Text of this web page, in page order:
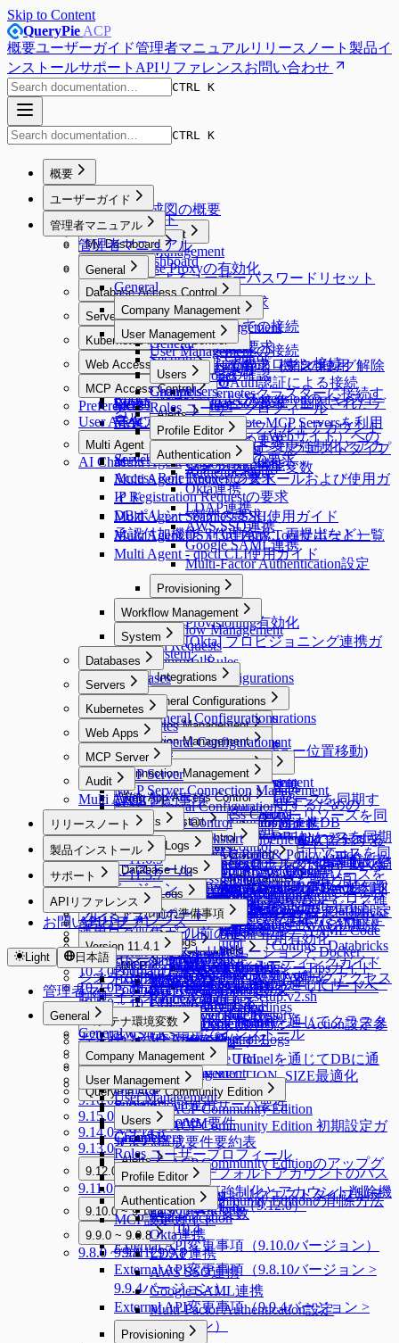
Skip to Content
QueryPie ACP
概要ユーザーガイド管理者マニュアルリリースノート 製品イ
ンストールサポート APIリファレンスお問い合わせ
CTRL K
CTRL K
概要
Overview
システム構成図の概要
Proxy Management
Proxy Management
Database Proxyの有効化
ユーザーガイド
ユーザーガイド
My Dashboard
My Dashboard
Emailによるユーザーパスワードリセット
Workflow
Workflow
DB Access Requestの要求
SQL Requestの要求
SQL Request要求
実行計画（Explain）機能の使用
SQL Export Requestの要求
Unmasking Requestの要求（マスキング解除
要求）
Restricted Data Accessの要求（制限されたデ
ータアクセス要求）
Server Access Requestの要求
Server Privilege Requestの要求
Access Role Requestの要求
IP Registration Requestの要求
DBポリシー例外の要求
承認付加機能（代理承認、再提出など）
Database Access Control
Database Access Control
Web SQLエディターでの接続
Default Privilegeの設定
エージェントなしでのプロキシ接続
Google BigQuery OAuth認証による接続
Custom Data Sourceへの接続
Server Access Control
Server Access Control
認証されたサーバーへの接続
Webターミナルの使用
Web SFTPの使用
Kubernetes Access Control
Kubernetes Access Control
アクセス権限一覧の確認
Web ClientでKubernetesクラスターに接続す
る
Web Access Control
Web Access Control
Root CA証明書およびExtensionのインスト
ール
Webアプリケーション（Webサイト）への
アクセス
MCP Access Control
MCP Access Control
MACを使用してRemote MCP Serversを利用
する
Preferences
User Agent
Multi Agent
Multi Agent
Multi Agent Linuxインストールおよび使用ガ
イド
Multi Agent Seamless SSH使用ガイド
Multi Agent OS別3rd Party Toolサポート一覧
Multi Agent - qpctl CLI使用ガイド
AI Chat
管理者マニュアル
管理者マニュアル
General
General
Company Management
Company Management
General
Security
Allowed Zones
Channels
Alerts
Alerts
New Request > リクエストタイプ
別テンプレート変数
Licenses
User Management
User Management
Users
Users
ユーザープロフィール
qp-adminデフォルトアカウント
のパスワード変更強制化とアカ
ウント削除機能
Groups
Roles
Profile Editor
Profile Editor
Custom Attribute
Authentication
Authentication
Okta連携
LDAP連携
AWS SSO連携
Google SAML連携
Multi-Factor Authentication設定
Provisioning
Provisioning
Provisioning有効化
[Okta] プロビジョニング連携ガ
イド
Workflow Management
Workflow Management
All Requests
Approval Rules
Workflow Configurations
System
System
Integrations
Integrations
Syslog連携
Splunk連携
Secret Store連携
Email連携
Event Callback連携
OAuth 2.0を使用するための
Google Cloud API連携
Slack DM連携
Slack DM連携
Slack DM - Workflow通知タ
イプ
OAuth Client Application
Identity Providers
Identity Providers
AWS SSO連携（SAML
2.0）
LLM Provider設定
API Token
Jobs
Maintenance
Databases
Databases
DAC General Configurations
DAC General Configurations
Unmasking Zones
Masking Pattern (メニュー位置移動)
Connection Management
Connection Management
Cloud Providers
Cloud Providers
AWSからDBリソースを同期す
る
MS AzureからDBリソースを同期
する
Google CloudからDBリソースを
同期する
Dry Run機能でクラウド同期設定
を確認する
DB Connections
DB Connections
MongoDB専用ガイド
DocumentDB専用ガイド
Google BigQuery OAuth認証設定
AWS Athena専用ガイド
Custom Data Source設定とログ確
認
SSL Configurations
SSH Configurations
Kerberos Configurations
Custom JDBC Configs
Custom JDBC Configs
QSI Parser Selection
Custom JDBC Configs - Databricks
例
Custom JDBC Configs - Databricks
例
DB Access Control
DB Access Control
Privilege Type
Privilege Type
MongoDB / Document DB
Privilege Type Mapping
Access Control
Policies
Policies
Data Access
Masking Pattern
Data Masking
Sensitive Data
Policy Exception
Query Rules
Ledger Management
Ledger Management
Ledger Table Policy
Ledger Approval Rules
(New) Policy Management
(New) Policy Management
Data Paths
Data Policies
Exception Management
Monitoring
Monitoring
Running Queries
Proxy Management
Servers
Servers
SAC General Configurations
Connection Management
Connection Management
Cloud Providers
Cloud Providers
AWSからサーバーリソースを同
期する
Azureからサーバーリソースを同
期する
GCPからサーバーリソースを同
期する
Servers
Servers
個別サーバーを手動で登録する
Server Groups
Server Groups
サーバーをグループで管理する
Server Agents for RDP
Server Agents for RDP
Server Agentのインストールと削
除
ProxyJump Configurations
ProxyJump Configurations
ProxyJump作成
Server Account Management
Server Account Management
Server Account Templates
SSH Key Configurations
Account Management
Password Provisioning
Password Provisioning
パスワード変更Job作成
Session Monitoring
Server Access Control
Server Access Control
Access Control
Access Control
Permissionsの付与と取り消し
Roleの付与と取り消し
Server Privilegeの付与
Roles
Policies
Policies
サーバーアクセスポリシー設定
Server Proxy使用有効化
Command Templates
Blocked Accounts
Kubernetes
Kubernetes
KAC General Configurations
Connection Management
Connection Management
Cloud Providers
Cloud Providers
AWSからKubernetesリソースを
同期する
Clusters
Clusters
Kubernetesクラスターを手動で登
録する
K8s Access Control
K8s Access Control
Access Control
Access Control
Kubernetesロールの付与と取り消
し
Roles
Roles
Kubernetesロール設定
Policies
Policies
Kubernetesポリシー設定
KubernetesポリシーYAML Code
構文ガイド
KubernetesポリシーTipsガイド
KubernetesポリシーUIコードヘ
ルパーガイド
KubernetesポリシーAction設定参
考ガイド
Web Apps
Web Apps
Connection Management
Connection Management
Web Apps
Web App Configurations
Web App Access Control
Web App Access Control
Access Control
Access Control
ロールの付与と取り消し
Roles
Policies
WAC Quickstart
WAC Quickstart
[~10.2.7] WAC Role & Policy Guide
[10.2.8~] WAC RBAC Guide
[10.3.0 ~] WAC JIT権限取得Guide
Root CA証明書インストールガイド
Web App ConfigurationsでWAC初期設
定
WACトラブルシューティングガイド
WAC FAQ
MCP Server
MCP Server
MCP Server Connection Management
MAC General Configurations
MCP Access Control
Audit
Audit
Reports
Reports
Reports
Audit Log Export
General Logs
General Logs
User Access History
Activity Logs
Admin Role History
Workflow Logs
Reverse Tunnels
Reverse Tunnels
Reverse Tunnelを通じてサーバー
に通信する
Reverse Tunnelを通じてクラスタ
ーに通信する
Reverse Tunnelを通じてDBに通
信する
AI Chat Audit
Database Logs
Database Logs
DB Access History
Query Audit
Running Queries
DML Snapshots
Account Lock History
Access Control Logs
Policy Audit Logs
Policy Exception Logs
Server Logs
Server Logs
Server Access History
Command Audit
Session Logs
Session Monitoring (Moved)
Access Control Logs
Server Role History
Account Lock History
Kubernetes Logs
Kubernetes Logs
Request Audit
Pod Session Recordings
Kubernetes Role History
Web App Logs
Web App Logs
Web Access History
Web Event Audit
User Activity Recordings
Web App Role History
JIT Access Control Logs
MCP
MCP
Request Audit
MCP Server Role History
Multi Agent 制約事項
リリースノート
Release Notes
11.6.0 ~ 11.6.5
11.5.0 ~ 11.5.7
11.4.0
11.3.0
11.2.0
11.1.0 ~ 11.1.2
11.0.0
10.3.0 ~ 10.3.4
10.2.0 ~ 10.2.12
10.1.0 ~ 10.1.11
10.0.0 ~ 10.0.2
9.20.0 ~ 9.20.2
9.19.0
9.18.0 ~ 9.18.3
9.17.0 ~ 9.17.1
9.16.0 ~ 9.16.4
9.15.0 ~ 9.15.4
9.14.0 ~ 9.14.3
9.13.0 ~ 9.13.5
9.12.0 ~ 9.12.14
9.12.0 ~ 9.12.14
メニュー改善ガイド（9.12.0）
9.11.0 ~ 9.11.5
9.10.0 ~ 9.10.4
9.10.0 ~ 9.10.4
External API変更事項（9.10.0バージョン）
9.9.0 ~ 9.9.8
9.9.0 ~ 9.9.8
External API変更事項（9.8.10バージョン >
9.9.4バージョン）
External API変更事項（9.9.4バージョン >
9.9.5バージョン）
9.8.0 ~ 9.8.12
製品インストール
製品インストール
製品バージョン
インストール前の準備事項
インストール前の準備事項
LinuxディストリビューションとDocker、
Podmanサポート現況
PodmanでRootless Mode構成
インストール
インストール
インストールガイド - 簡単な構成
インストールガイド - setup.v2.sh
setup.sh、setup.v2.sh比較
AWS EKS環境でインストール
インストール後の初期設定
システムアーキテクチャとネットワークアクセス
制御
コンテナ環境変数
コンテナ環境変数
QUERYPIE_WEB_URL
DB_MAX_CONNECTION_SIZE最適化
ライセンスインストール
サーバ構成要件
サーバ構成要件
Public Cloud運用サーバ要件
On-Premise VM要件
サーバ構成要件要約表
QueryPie ACP Community Edition
QueryPie ACP Community Edition
QueryPie ACP Community Edition 初期設定ガ
イド
QueryPie ACP Community Editionのアップグ
レード方法
QueryPie ACP Community Editionの削除方法
MCP設定ガイド
サポート
サポート
プレミアムサポート
運用ログ収集ガイド
APIリファレンス
APIリファレンス
Version 11.4.1
External API v2
External API v0.9
お問い合わせ
Light 日本語
管理者マニュアル
General
General
Company Management
Company Management
General
Security
Allowed Zones
Channels
Alerts
Alerts
New Request > リクエストタイプ別テ
ンプレート変数
Licenses
User Management
User Management
Users
Users
ユーザープロフィール
qp-adminデフォルトアカウントのパス
ワード変更強制化とアカウント削除機
能
Groups
Roles
Profile Editor
Profile Editor
Custom Attribute
Authentication
Authentication
Okta連携
LDAP連携
AWS SSO連携
Google SAML連携
Multi-Factor Authentication設定
Provisioning